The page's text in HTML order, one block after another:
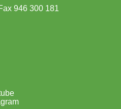
946 300 181